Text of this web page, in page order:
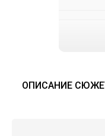
ОПИСАНИЕ